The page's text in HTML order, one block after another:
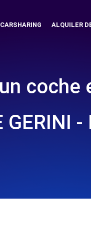
CARSHARING ALQUILER
coche
GERINI -